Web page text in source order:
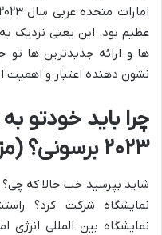
عظیم بود. این یعنی نزدیک
ها و ارائه جدیدترین ها تو
نشون دهنده اعتبار و اهمیت
چرا باید خودتو
۲۰۲۳ برسونی؟ (مزایای شرکت کردن)
شاید بپرسید خب حالا که چی؟
نمایشگاه شرکت کرد؟